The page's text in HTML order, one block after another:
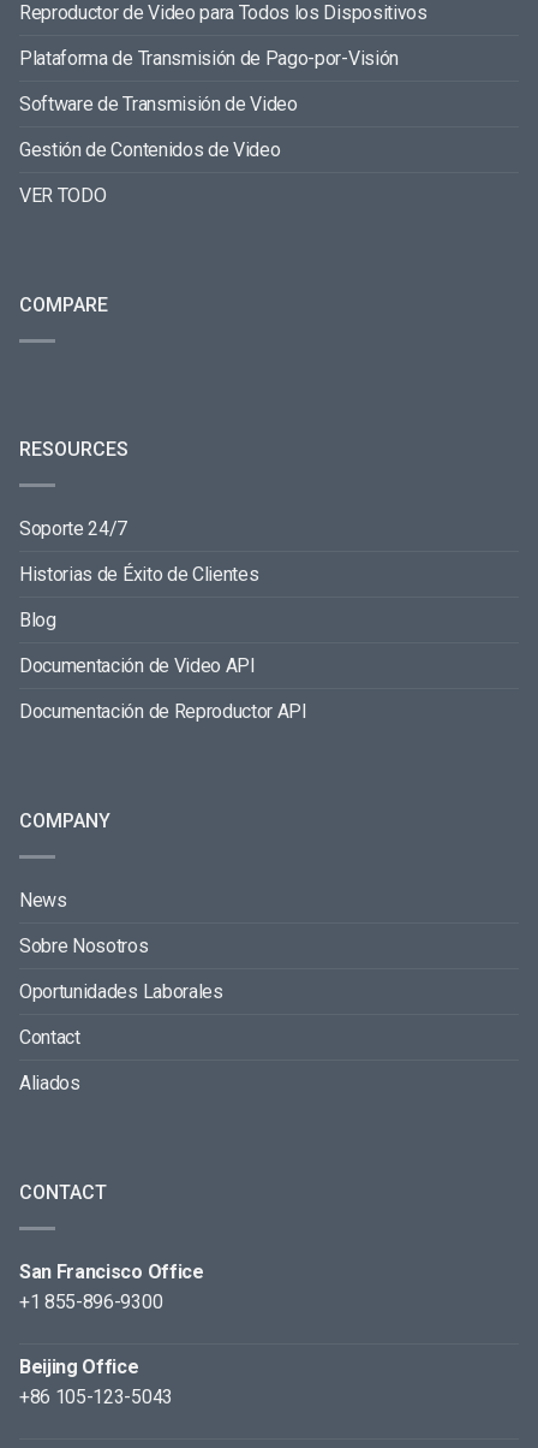
Reproductor de Video para Todos los Dispositivos
Plataforma de Transmisión de Pago-por-Visión
Software de Transmisión de Video
Gestión de Contenidos de Video
VER TODO
COMPARE
RESOURCES
Soporte 24/7
Historias de Éxito de Clientes
Blog
Documentación de Video API
Documentación de Reproductor API
COMPANY
News
Sobre Nosotros
Oportunidades Laborales
Contact
Aliados
CONTACT
San Francisco Office
+1 855-896-9300
Beijing Office
+86 105-123-5043